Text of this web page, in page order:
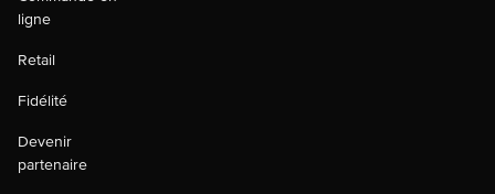
ligne
Retail
Fidélité
Devenir
partenaire